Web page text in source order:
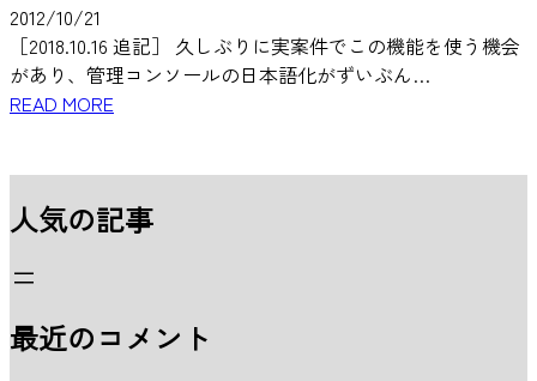
2012/10/21
［2018.10.16 追記］ 久しぶりに実案件でこの機能を使う機会
があり、管理コンソールの日本語化がずいぶん…
READ MORE
人気の記事
最近のコメント